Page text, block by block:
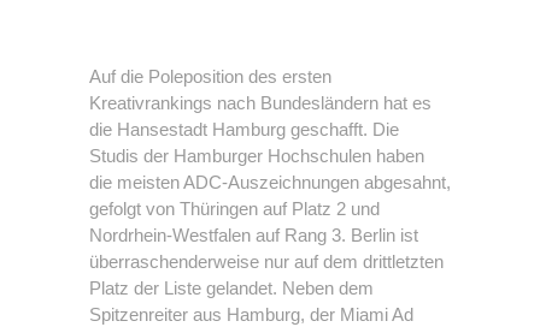
Auf die Poleposition des ersten
Kreativrankings nach Bundesländern hat es
die Hansestadt Hamburg geschafft. Die
Studis der Hamburger Hochschulen haben
die meisten ADC-Auszeichnungen abgesahnt,
gefolgt von Thüringen auf Platz 2 und
Nordrhein-Westfalen auf Rang 3. Berlin ist
überraschenderweise nur auf dem drittletzten
Platz der Liste gelandet. Neben dem
Spitzenreiter aus Hamburg, der Miami Ad